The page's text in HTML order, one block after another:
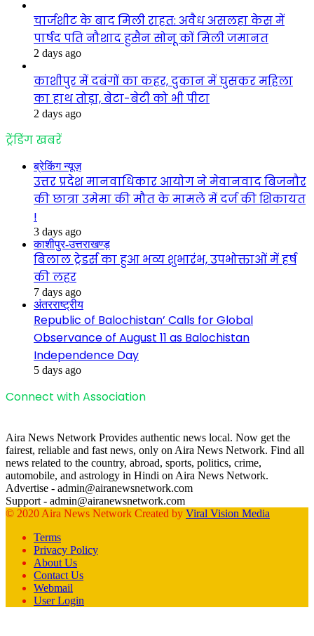
चार्जशीट के बाद मिली राहत: अवैध असलहा केस में
पार्षद पति नौशाद हुसैन सोनू कों मिली जमानत
2 days ago
काशीपुर में दबंगों का कहर, दुकान में घुसकर महिला
का हाथ तोड़ा, बेटा-बेटी को भी पीटा
2 days ago
ट्रेंडिंग खबरें
ब्रेकिंग न्यूज़
उत्तर प्रदेश मानवाधिकार आयोग ने मेवानवाद बिजनौर
की छात्रा उमेमा की मौत के मामले में दर्ज की शिकायत
!
3 days ago
काशीपुर-उत्तराखण्ड़
बिलाल ट्रेडर्स का हुआ भव्य शुभारंभ, उपभोक्ताओं में हर्ष
की लहर
7 days ago
अंतरराष्ट्रीय
Republic of Balochistan’ Calls for Global
Observance of August 11 as Balochistan
Independence Day
5 days ago
Connect with Association
Aira News Network Provides authentic news local. Now get the
fairest, reliable and fast news, only on Aira News Network. Find all
news related to the country, abroad, sports, politics, crime,
automobile, and astrology in Hindi on Aira News Network.
Advertise - admin@airanewsnetwork.com
Support - admin@airanewsnetwork.com
© 2020 Aira News Network Created by Viral Vision Media
Terms
Privacy Policy
About Us
Contact Us
Webmail
User Login